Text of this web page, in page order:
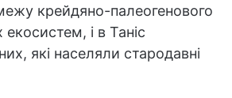
крейдяно-палеогенового
і в Таніс
які населяли стародавні